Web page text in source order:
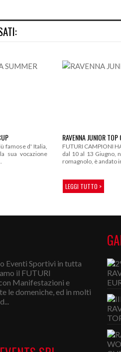
famose d' Italia,
sua vocazione
RAVENNA JUNIOR
FUTURI CAMPIONI
dal 10 al 13 Giugno,
romagnolo, è andato
LEGGI TUTTO >
Eventi Sportivi in tutta
il FUTURI
Manifestazioni e
le domeniche, ed in molti